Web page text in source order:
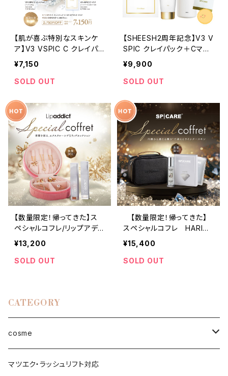
【肌が喜ぶ特別なスキンケ
ア】V3 VSPIC C クレイパッ
ク＋V3 VSPIC C マスク
¥7,150
SOLD OUT
【SHEESH2周年記念】V3 V
SPIC クレイパック＋Cマス
ク＋アクアゲル＋オリジナ
ルショッパー付き特別セット
¥9,900
SOLD OUT
【数量限定！帰ってきた】ス
ペシャルコフレ/リップアディ
クトセット
¥13,200
SOLD OUT
【数量限定！帰ってきた】
スペシャルコフレ HARIシ
リーズ
¥15,400
SOLD OUT
CATEGORY
cosme
face
マツエク・ラッシュリフト対応